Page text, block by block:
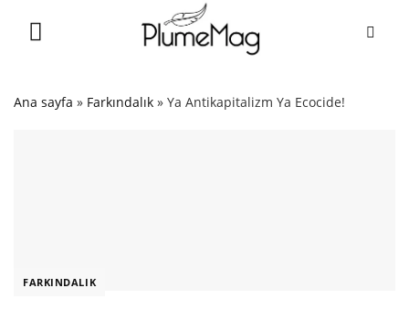
Ana sayfa » Farkındalık » Ya Antikapitalizm Ya Ecocide!
FARKINDALIK